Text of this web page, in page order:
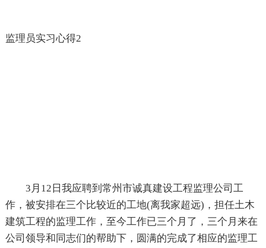
监理员实习心得2
3月12日我应聘到常州市诚真建设工程监理公司工
作，被安排在三个比较近的工地(离我家超远)，担任土木
建筑工程的监理工作，至今工作已三个月了，三个月来在
公司领导和同志们的帮助下，圆满的完成了相应的监理工